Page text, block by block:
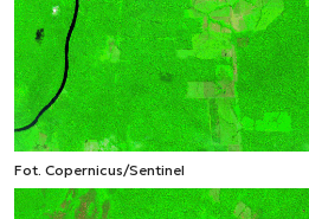
Fot. Copernicus/Sentinel